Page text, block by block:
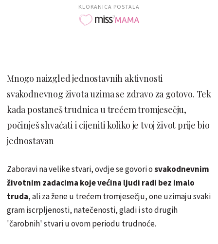
KLOKANICA POSTALA
Mnogo naizgled jednostavnih aktivnosti
svakodnevnog života uzima se zdravo za gotovo. Tek
kada postaneš trudnica u trećem tromjesečju,
počinješ shvaćati i cijeniti koliko je tvoj život prije bio
jednostavan
Zaboravi na velike stvari, ovdje se govori osvakodnevnim
životnim zadacima koje većina ljudi radi bez imalo
truda, ali za žene u trećem tromjesečju, one uzimaju svaki
gram iscrpljenosti, natečenosti, gladi i sto drugih
'čarobnih' stvari u ovom periodu trudnoće.